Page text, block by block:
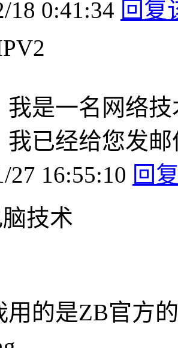
18 0:41:34 回复
我是一名网络
我已经给您发
27 16:55:10 回
技术
用的是ZB官方